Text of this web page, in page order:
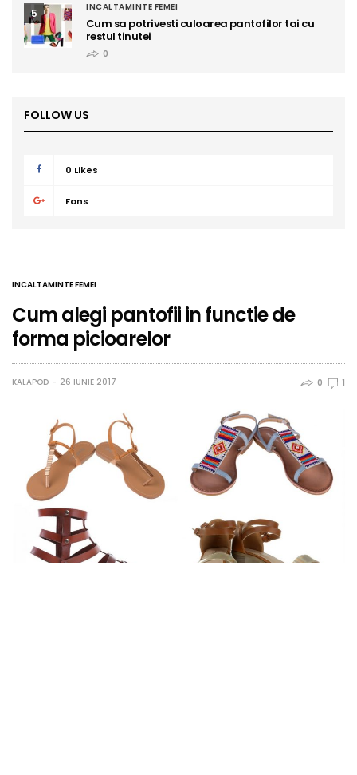
5 INCALTAMINTE FEMEI
Cum sa potrivesti culoarea pantofilor tai cu
restul tinutei
0
FOLLOW US
0 Likes
Fans
INCALTAMINTE FEMEI
Cum alegi pantofii in functie de
forma picioarelor
KALAPOD 26 IUNIE 2017 0 1